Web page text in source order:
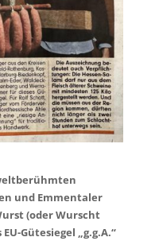
und Emmentaler
(oder Wurscht
Gütesiegel „g.g.A.“